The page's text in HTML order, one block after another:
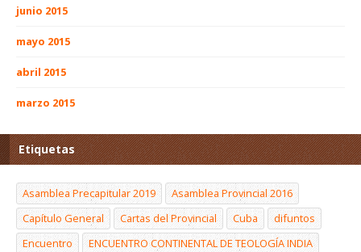
junio 2015
mayo 2015
abril 2015
marzo 2015
Etiquetas
Asamblea Precapitular 2019
Asamblea Provincial 2016
Capítulo General
Cartas del Provincial Cuba
difuntos
Encuentro
ENCUENTRO CONTINENTAL DE TEOLOGÍA INDIA